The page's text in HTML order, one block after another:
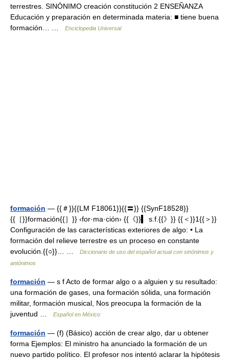
terrestres. SINÓNIMO creación constitución 2 ENSEÑANZA
Educación y preparación en determinada materia: ■ tiene buena
formación… …
Enciclopedia Universal
formación — {{＃}}{{LM F18061}}{{〓}} {{SynF18528}}
{{［}}formación{{］}} ‹for·ma·ción› {{《}}▍ s.f.{{》}} {{＜}}1{{＞}}
Configuración de las características exteriores de algo: • La
formación del relieve terrestre es un proceso en constante
evolución.{{○}}… …
Diccionario de uso del español actual con sinónimos y
antónimos
formación — s f Acto de formar algo o a alguien y su resultado:
una formación de gases, una formación sólida, una formación
militar, formación musical, Nos preocupa la formación de la
juventud …
Español en México
formación — (f) (Básico) acción de crear algo, dar u obtener
forma Ejemplos: El ministro ha anunciado la formación de un
nuevo partido político. El profesor nos intentó aclarar la hipótesis